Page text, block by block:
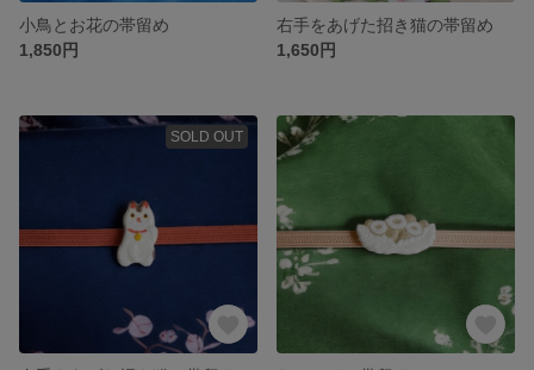
小鳥とお花の帯留め
1,850円
右手をあげた招き猫の帯留め
1,650円
SOLD OUT